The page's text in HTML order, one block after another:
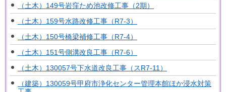
（土木）149号岩窪ため池改修工事（2期）
（土木）159号水路改修工事（R7-3）
（土木）150号橋梁補修工事（R7-4）
（土木）151号側溝改良工事（R7-6）
（土木）130057号下水道改良工事（スR7-11）
（建築）130059号甲府市浄化センター管理本館ほか浸水対策